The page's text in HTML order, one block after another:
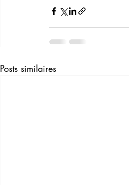
Posts similaires